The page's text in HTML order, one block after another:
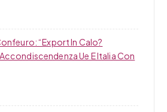
“Export In Calo?
Ue E Italia Con